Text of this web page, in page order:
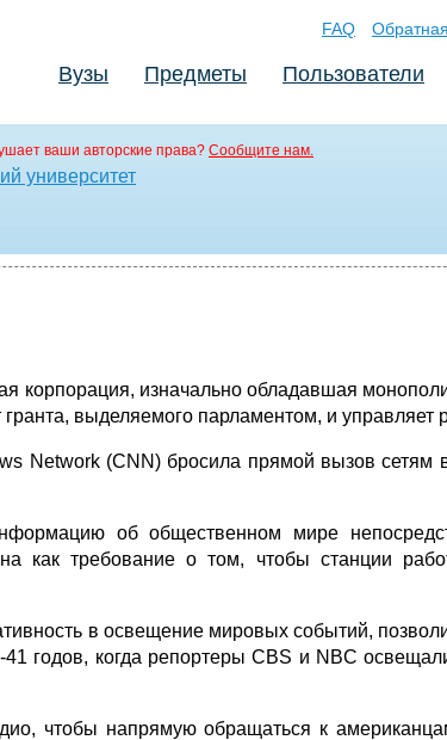
FAQ
Вузы Предметы Пользователи
ваши авторские права? Сообщите нам.
университет
корпорация, изначально обладавшая
выделяемого парламентом, и
Network (CNN) бросила прямой вызов
об общественном мире
как требование о том, чтобы станции
в освещение мировых событий,
годов, когда репортеры CBS и NBC
чтобы напрямую обращаться к